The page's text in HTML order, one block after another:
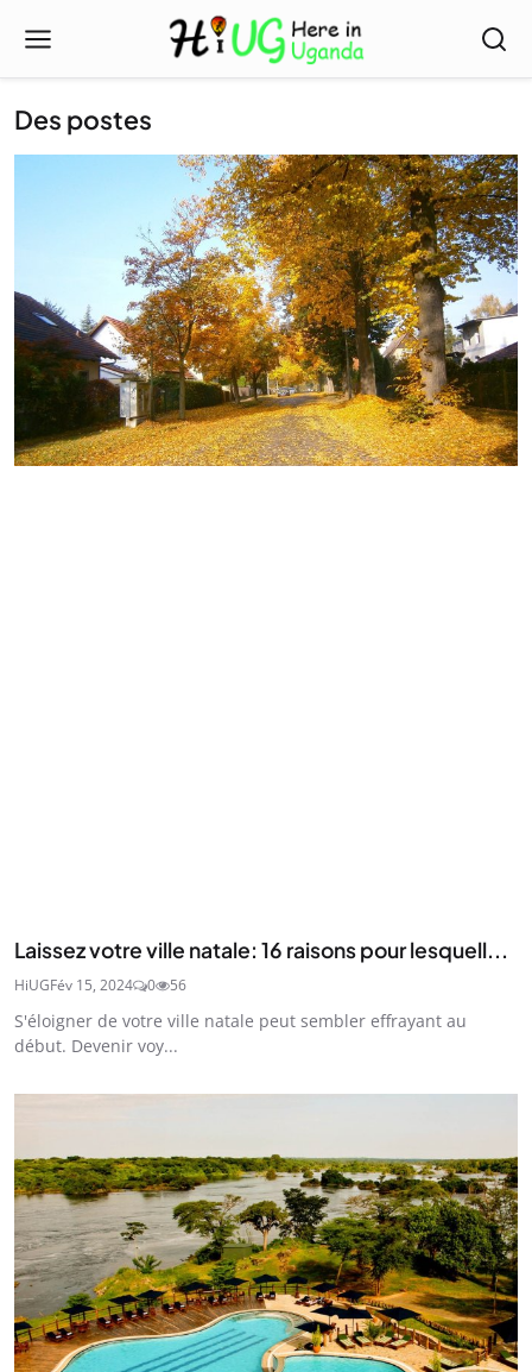
Des postes
Laissez votre ville natale: 16 raisons pour lesquell...
HiUGFév 15, 2024 0 56
S'éloigner de votre ville natale peut sembler effrayant au
début. Devenir voy...